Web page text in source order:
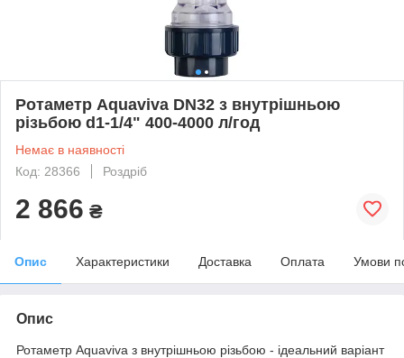
Ротаметр Aquaviva DN32 з внутрішньою
різьбою d1-1/4" 400-4000 л/год
Немає в наявності
Код: 28366
Роздріб
2 866 ₴
Опис Характеристики Доставка Оплата Умови
Опис
Ротаметр Aquaviva з внутрішньою різьбою - ідеальний варіант